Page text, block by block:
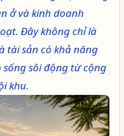
ở và kinh doanh
Đây không chỉ là
tài sản có khả năng
sôi động từ cộng
khu.